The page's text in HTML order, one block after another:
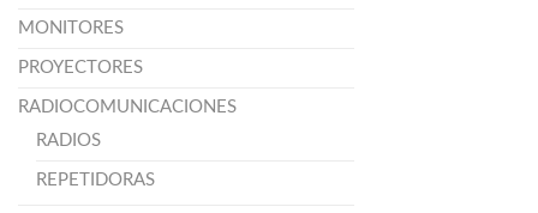
MONITORES
PROYECTORES
RADIOCOMUNICACIONES
RADIOS
REPETIDORAS